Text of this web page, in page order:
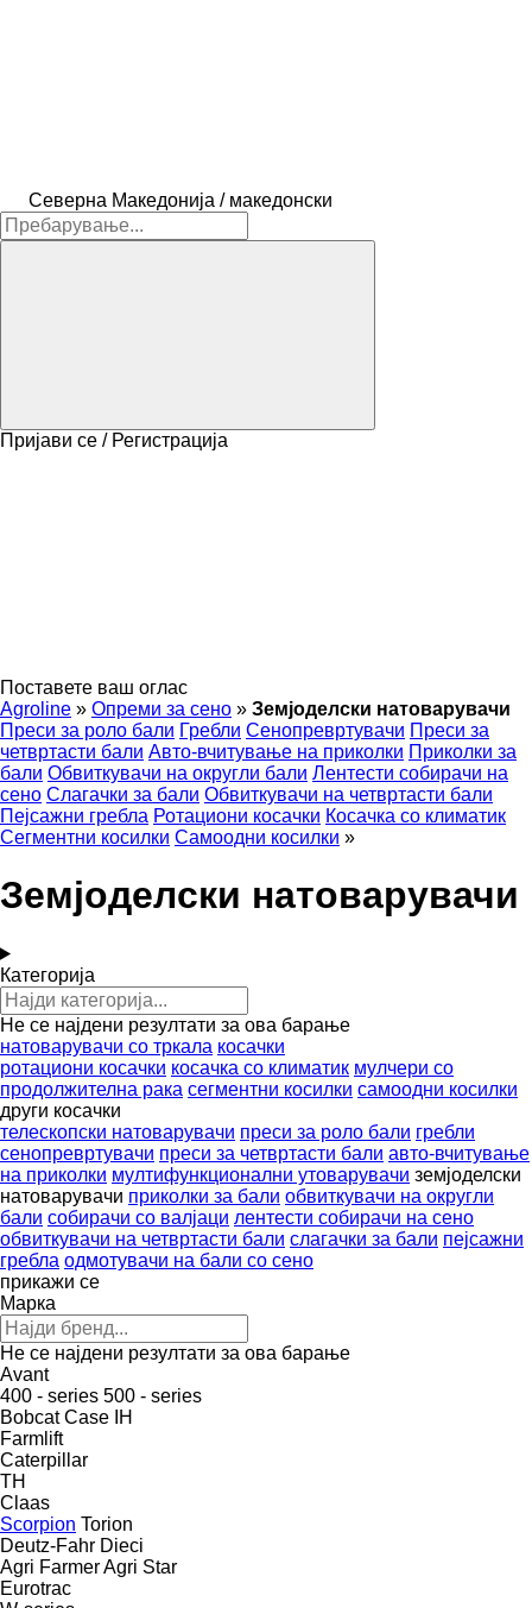
Северна Македонија / македонски
Пријави се / Регистрација
Поставете ваш оглас
Agroline » Опреми за сено » Земјоделски натоварувачи
Преси за роло бали Гребли Сенопревртувачи Преси за
четвртасти бали Авто-вчитување на приколки Приколки за
бали Обвиткувачи на округли бали Лентести собирачи на
сено Слагачки за бали Обвиткувачи на четвртасти бали
Пејсажни гребла Ротациони косачки Косачка со климатик
Сегментни косилки Самоодни косилки »
Земјоделски натоварувачи
Категорија
Не се најдени резултати за ова барање
натоварувачи со тркала косачки
ротациони косачки косачка со климатик мулчери со
продолжителна рака сегментни косилки самоодни косилки
други косачки
телескопски натоварувачи преси за роло бали гребли
сенопревртувачи преси за четвртасти бали авто-вчитување
на приколки мултифункционални утоварувачи земјоделски
натоварувачи приколки за бали обвиткувачи на округли
бали собирачи со валјаци лентести собирачи на сено
обвиткувачи на четвртасти бали слагачки за бали пејсажни
гребла одмотувачи на бали со сено
прикажи се
Марка
Не се најдени резултати за ова барање
Avant
400 - series 500 - series
Bobcat Case IH
Farmlift
Caterpillar
TH
Claas
Scorpion Torion
Deutz-Fahr Dieci
Agri FarmerAgri Star
Eurotrac